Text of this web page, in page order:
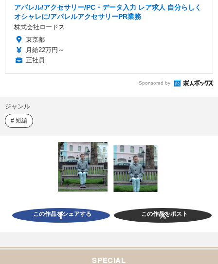
アパレル/アクセサリー/PC・データ入力 レア求人 自分らしく
オシャレに/アパレルアクセサリーPR業務
株式会社ロードス
東京都
月給22万円～
正社員
Sponsored by
ジャンル
短編
この作品をシェアする この作品をポスト
SPECIAL